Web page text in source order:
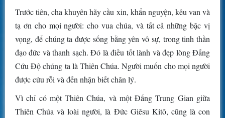
Trước tiên, cha khuyên hãy cầu xin, khẩn nguyện, kêu van và
tạ ơn cho mọi người: cho vua chúa, và tất cả những bậc vị
vọng, để chúng ta được sống bằng yên vô sự, trong tinh thần
đạo đức và thanh sạch. Ðó là điều tốt lành và đẹp lòng Ðấng
Cứu Ðộ chúng ta là Thiên Chúa. Người muốn cho mọi người
được cứu rỗi và đến nhận biết chân lý.
Vì chỉ có một Thiên Chúa, và một Ðấng Trung Gian giữa
Thiên Chúa và loài người, là Ðức Giêsu Kitô, cũng là con